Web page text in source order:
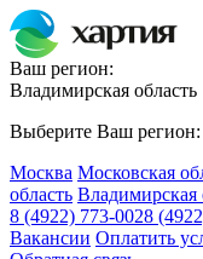
Ваш регион:
Владимирская область
Выберите Ваш регион:
Москва Московская
область Владимирская
8 (4922) 773-0028
Вакансии Оплатить